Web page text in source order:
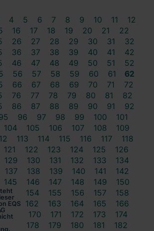
4 5 6 7 8 9 10 11
12
16 17 18 19 20 21
22
26 27 28 29 30 31
32
36 37 38 39 40 41
42
46 47 48 49 50 51
52
56 57 58 59 60 61
62
66 67 68 69 70 71
72
76 77 78 79 80 81
82
86 87 88 89 90 91
92
96 97 98 99 100
101
104 105 106 107 108
109
113 114 115 116 117
118
121 122 123 124 125
126
129 130 131 132 133
134
137 138 139 140 141
142
145 146 147 148 149
150
153 154 155 156 157
158
161 162 163 164 165
166
169 170 171 172 173
174
178 179 180 181
182
EQS